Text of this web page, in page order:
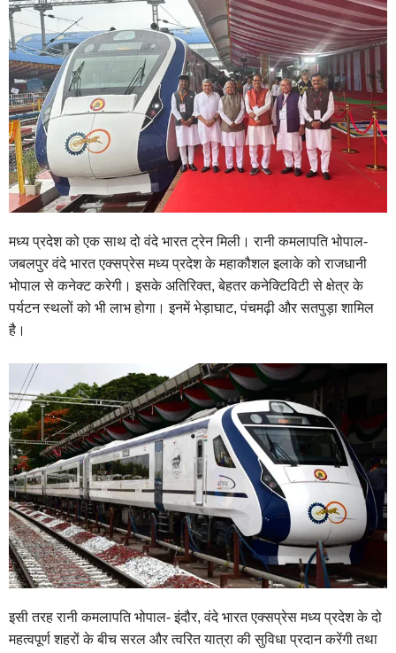
मध्य प्रदेश को एक साथ दो वंदे भारत ट्रेन मिली। रानी कमलापति भोपाल-
जबलपुर वंदे भारत एक्सप्रेस मध्य प्रदेश के महाकौशल इलाके को राजधानी
भोपाल से कनेक्ट करेगी। इसके अतिरिक्त, बेहतर कनेक्टिविटी से क्षेत्र के
पर्यटन स्थलों को भी लाभ होगा। इनमें भेड़ाघाट, पंचमढ़ी और सतपुड़ा शामिल
है।
इसी तरह रानी कमलापति भोपाल- इंदौर, वंदे भारत एक्सप्रेस मध्य प्रदेश के दो
महत्वपूर्ण शहरों के बीच सरल और त्वरित यात्रा की सुविधा प्रदान करेंगी तथा